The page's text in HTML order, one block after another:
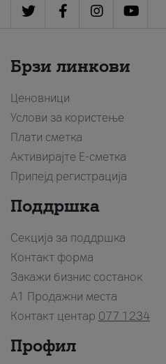
Брзи линкови
Ценовници
Услови за користење
Плати сметка
Активирајте Е-сметка
Припејд регистрација
Поддршка
Секција за поддршка
Контакт форма
Закажи бизнис состанок
A1 Продажни места
Контакт центар 077 1234
Профил